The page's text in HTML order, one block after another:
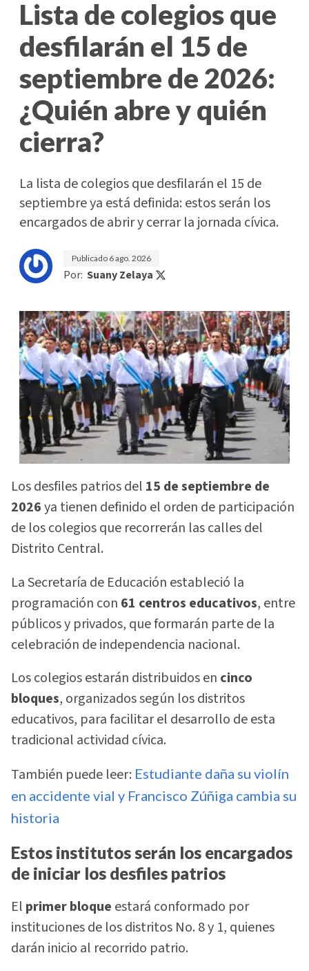
Lista de colegios que
desfilarán el 15 de
septiembre de 2026:
¿Quién abre y quién
cierra?
La lista de colegios que desfilarán el 15 de
septiembre ya está definida: estos serán los
encargados de abrir y cerrar la jornada cívica.
Publicado 6 ago. 2026
Por: Suany Zelaya
Los desfiles patrios del 15 de septiembre de
2026ya tienen definido el orden de participación
de los colegios que recorrerán las calles del
Distrito Central.
La Secretaría de Educación estableció la
programación con 61 centros educativos, entre
públicos y privados, que formarán parte de la
celebración de independencia nacional.
Los colegios estarán distribuidos en cinco
bloques, organizados según los distritos
educativos, para facilitar el desarrollo de esta
tradicional actividad cívica.
También puede leer: Estudiante daña su violín
en accidente vial y Francisco Zúñiga cambia su
historia
Estos institutos serán los encargados
de iniciar los desfiles patrios
El primer bloque estará conformado por
instituciones de los distritos No. 8 y 1, quienes
darán inicio al recorrido patrio.